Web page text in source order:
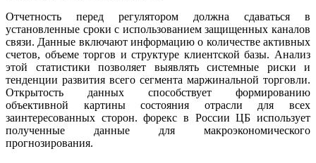
Отчетность перед регулятором должна сдаваться в
установленные сроки с использованием защищенных каналов
связи. Данные включают информацию о количестве активных
счетов, объеме торгов и структуре клиентской базы. Анализ
этой статистики позволяет выявлять системные риски и
тенденции развития всего сегмента маржинальной торговли.
Открытость данных способствует формированию
объективной картины состояния отрасли для всех
заинтересованных сторон. форекс в России ЦБ использует
полученные данные для макроэкономического
прогнозирования.